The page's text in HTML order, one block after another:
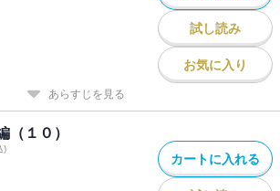
試し読み
お気に入り
あらすじを見る
１０）
)
カートに入れる